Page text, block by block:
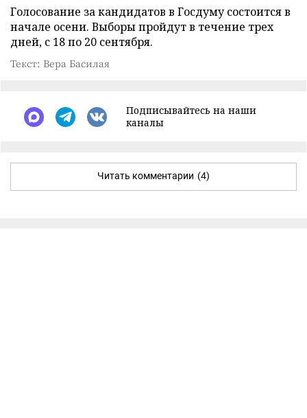
Голосование за кандидатов в Госдуму состоится в
начале осени. Выборы пройдут в течение трех
дней, с 18 по 20 сентября.
Текст: Вера Басилая
Подписывайтесь на наши
каналы
Читать комментарии (4)